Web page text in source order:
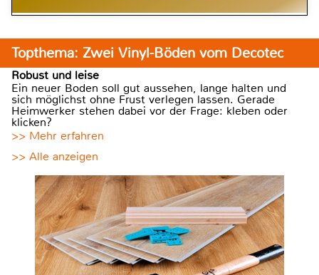
Topthema: Zwei Vinyl-Böden vom Decotec
Robust und leise
Ein neuer Boden soll gut aussehen, lange halten und
sich möglichst ohne Frust verlegen lassen. Gerade
Heimwerker stehen dabei vor der Frage: kleben oder
klicken?
>> Mehr erfahren
>> Alle anzeigen